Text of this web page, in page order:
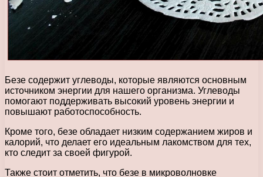
Безе содержит углеводы, которые являются основным
источником энергии для нашего организма. Углеводы
помогают поддерживать высокий уровень энергии и
повышают работоспособность.
Кроме того, безе обладает низким содержанием жиров и
калорий, что делает его идеальным лакомством для тех,
кто следит за своей фигурой.
Также стоит отметить, что безе в микроволновке